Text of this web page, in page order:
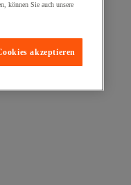
können Sie auch unsere
akzeptieren